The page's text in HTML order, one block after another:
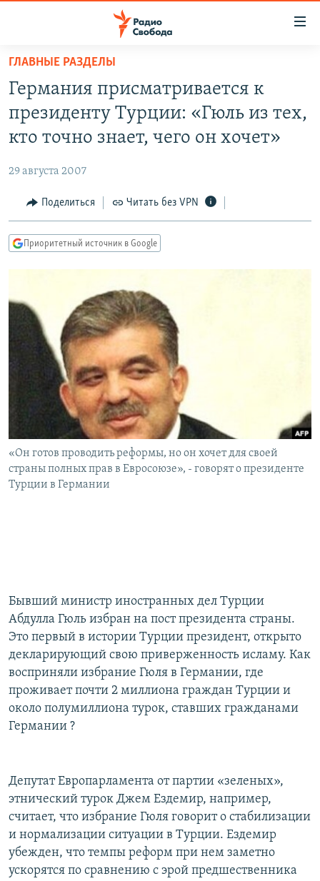
упрощенного
доступа
основному
Вернутся
Вернутся
ПОДКАСТЫ
АВТОРСКИЕ ПРОЕКТЫ
МНЕНИЯ
КУЛЬТУРА
КАВКАЗ.РЕАЛИИ
СИБИРЬ.РЕАЛИИ
РАСПИСАНИЕ ВЕЩАНИЯ
ПОДПИШИТЕСЬ НА РАССЫЛКУ
СОЦИАЛЬНЫЕ СЕТИ
Все сайты РСЕ/РС
ГЛАВНЫЕ РАЗДЕЛЫ
Германия присматривается к
президенту Турции: «Гюль из тех,
кто точно знает, чего он хочет»
29 августа 2007
Поделиться Читать без VPN
Приоритетный источник в Google
«Он готов проводить реформы, но он хочет для своей
страны полных прав в Евросоюзе», - говорят о президенте
Турции в Германии
Бывший министр иностранных дел Турции
Абдулла Гюль избран на пост президента страны.
Это первый в истории Турции президент, открыто
декларирующий свою приверженность исламу. Как
восприняли избрание Гюля в Германии, где
проживает почти 2 миллиона граждан Турции и
около полумиллиона турок, ставших гражданами
Германии ?
Депутат Европарламента от партии «зеленых»,
этнический турок Джем Ездемир, например,
считает, что избрание Гюля говорит о стабилизации
и нормализации ситуации в Турции. Ездемир
убежден, что темпы реформ при нем заметно
ускорятся по сравнению с эрой предшественника